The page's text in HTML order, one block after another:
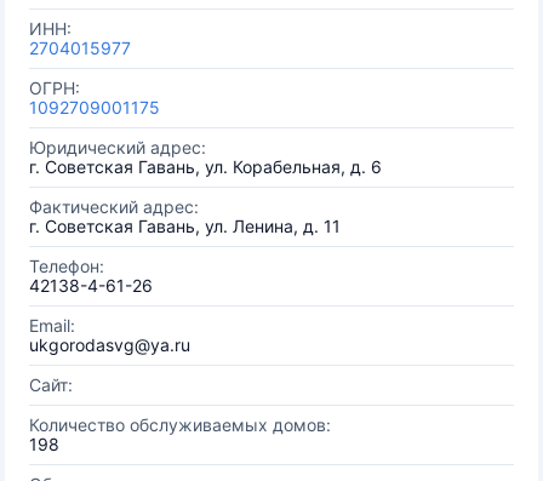
ИНН:
2704015977
ОГРН:
1092709001175
Юридический адрес:
г. Советская Гавань, ул. Корабельная, д. 6
Фактический адрес:
г. Советская Гавань, ул. Ленина, д. 11
Телефон:
42138-4-61-26
Email:
ukgorodasvg@ya.ru
Сайт:
Количество обслуживаемых домов:
198